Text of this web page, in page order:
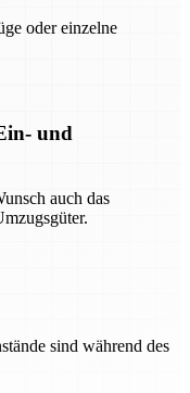
oder einzelne
und
auch das
sind während des